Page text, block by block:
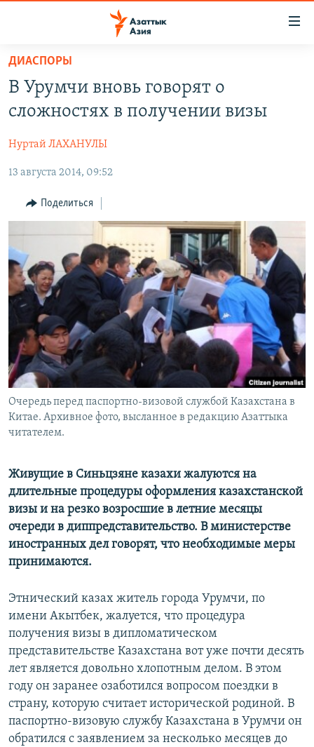
Вернуться
основному
содержанию
навигации
Вернутся
поиску
КАЗАХСТАН
УЗБЕКИСТАН
ТАДЖИКИСТАН
НОВОСТИ
НА ДРУГИХ ЯЗЫКАХ
ҚАЗАҚША
КЫРГЫЗЧА
ТОҶИКӢ
TÜRKMENÇE
Все сайты РСЕ/РС
ДИАСПОРЫ
В Урумчи вновь говорят о
сложностях в получении визы
Нуртай ЛАХАНУЛЫ
13 августа 2014, 09:52
Поделиться
Очередь перед паспортно-визовой службой Казахстана в
Китае. Архивное фото, высланное в редакцию Азаттыка
читателем.
Живущие в Синьцзяне казахи жалуются на
длительные процедуры оформления казахстанской
визы и на резко возросшие в летние месяцы
очереди в диппредставительство. В министерстве
иностранных дел говорят, что необходимые меры
принимаются.
Этнический казах житель города Урумчи, по
имени Акытбек, жалуется, что процедура
получения визы в дипломатическом
представительстве Казахстана вот уже почти десять
лет является довольно хлопотным делом. В этом
году он заранее озаботился вопросом поездки в
страну, которую считает исторической родиной. В
паспортно-визовую службу Казахстана в Урумчи он
обратился с заявлением за несколько месяцев до